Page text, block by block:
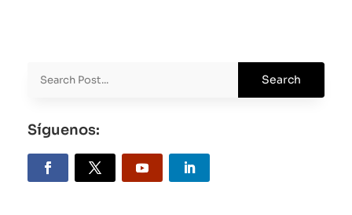
Síguenos: